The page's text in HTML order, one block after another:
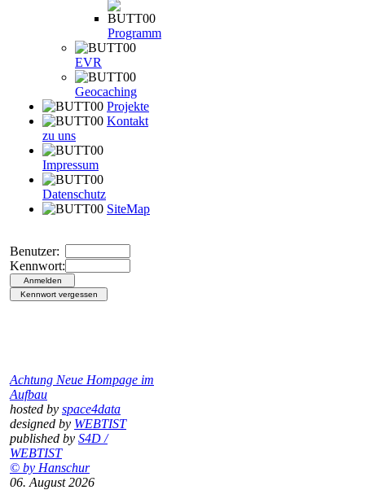
Programm
EVR
Geocaching
Projekte
Kontakt
zu uns
Impressum
Datenschutz
SiteMap
Benutzer:
Kennwort:
Achtung Neue Hompage im
Aufbau
hosted by space4data
designed by WEBTIST
published by S4D /
WEBTIST
© by Hanschur
06. August 2026